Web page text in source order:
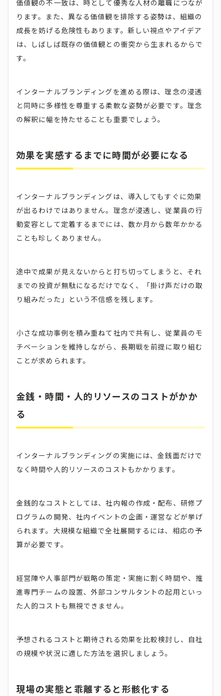
価値観の不一致は、時として優秀な人材の離職につなが
ります。また、異なる価値観を排除する姿勢は、組織の
成長を妨げる危険性もあります。新しい視点やアイデア
は、しばしば既存の価値観との衝突から生まれるからで
す。
インターナルブランディングを進める際は、理念の浸透
と同時に多様性を尊重する柔軟な姿勢が必要です。理念
の解釈に幅を持たせることも重要でしょう。
効果を実感するまでに時間が必要になる
インターナルブランディングは、導入してもすぐに効果
が出るわけではありません。理念が浸透し、従業員の行
動変容として定着するまでには、数か月から数年かかる
ことも珍しくありません。
途中で成果が見えないからと打ち切ってしまうと、それ
までの投資が無駄になるだけでなく、「掛け声だけの取
り組みだった」という不信感を残します。
小さな成功事例を積み重ねて社内で共有し、従業員のモ
チベーションを維持しながら、長期戦を前提に取り組む
ことが求められます。
金銭・時間・人的リソースのコストがかか
る
インターナルブランディングの実施には、金銭面だけで
なく時間や人的リソースのコストもかかります。
金銭的なコストとしては、社内報の作成・配布、研修プ
ログラムの開発、社内イベントの企画・運営などが挙げ
られます。大規模な組織で全社展開するには、相応の予
算が必要です。
経営陣や人事部門が戦略の策定・実施に割く時間や、推
進専門チームの設置、外部コンサルタントの起用といっ
た人的コストも無視できません。
予想されるコストと期待される効果を比較検討し、自社
の規模や状況に適した方法を選択しましょう。
現場の実態と乖離すると形骸化する